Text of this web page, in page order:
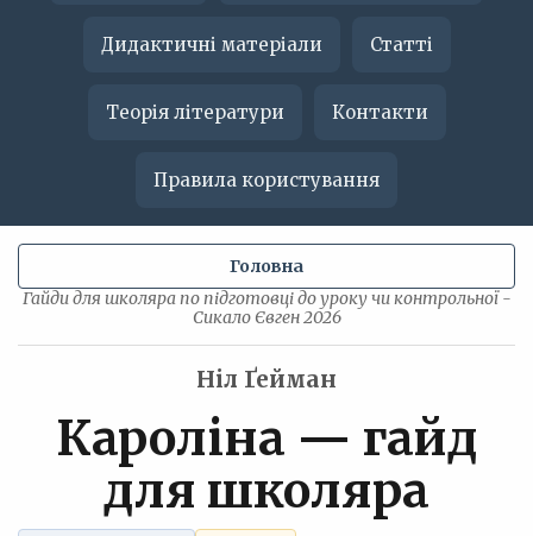
Дидактичні матеріали Статті
Теорія літератури Контакти
Правила користування
Гайди для школяра по підготовці до уроку чи контрольної -
Сикало Євген 2026
Головна
Ніл Ґейман
Кароліна — гайд
для школяра